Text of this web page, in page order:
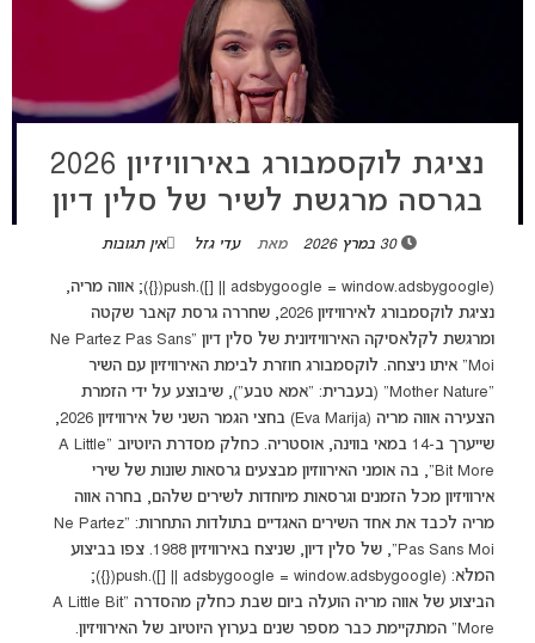
נציגת לוקסמבורג באירוויזיון 2026
בגרסה מרגשת לשיר של סלין דיון
30 במרץ 2026 מאת עדי גזל אין תגובות
(adsbygoogle = window.adsbygoogle || []).push({}); אווה מריה,
נציגת לוקסמבורג לאירוויזיון 2026, שחררה גרסת קאבר שקטה
ומרגשת לקלאסיקה האירוויזיונית של סלין דיון "Ne Partez Pas Sans
Moi" איתו ניצחה. לוקסמבורג חוזרת לבימת האירוויזיון עם השיר
“Mother Nature” (בעברית: “אמא טבע”), שיבוצע על ידי הזמרת
הצעירה אווה מריה (Eva Marija) בחצי הגמר השני של אירוויזיון 2026,
שייערך ב-14 במאי בווינה, אוסטריה. כחלק מסדרת היוטיוב "A Little
Bit More", בה אומני האירווזיון מבצעים גרסאות שונות של שירי
אירוויזיון מכל הזמנים וגרסאות מיוחדות לשירים שלהם, בחרה אווה
מריה לכבד את אחד השירים האגדיים בתולדות התחרות: "Ne Partez
Pas Sans Moi", של סלין דיון, שניצח באירוויזיון 1988. צפו בביצוע
המלא: (adsbygoogle = window.adsbygoogle || []).push({});
הביצוע של אווה מריה הועלה ביום שבת כחלק מהסדרה "A Little Bit
More" המתקיימת כבר מספר שנים בערוץ היוטיוב של האירוויזיון.